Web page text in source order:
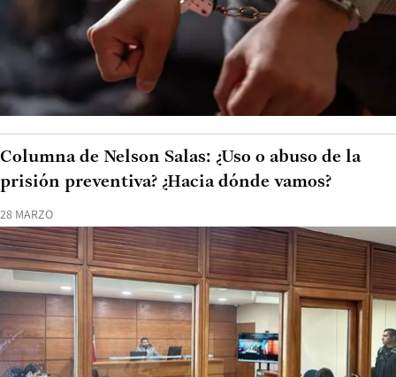
28 MARZO
Columna de Nelson Salas: ¿Uso o abuso de la
prisión preventiva? ¿Hacia dónde vamos?